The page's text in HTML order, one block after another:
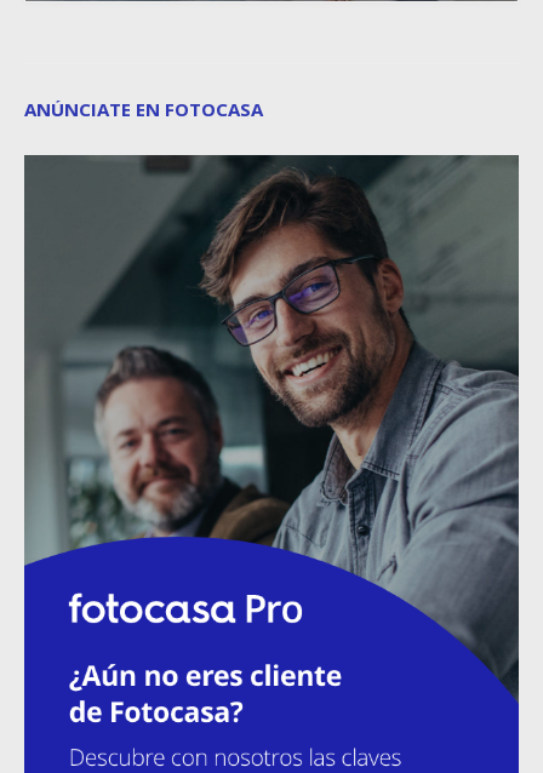
ANÚNCIATE EN FOTOCASA